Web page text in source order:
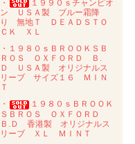
・
１９９０ｓチャンピオ
ン ＵＳＡ製 ブルー霜降
り 無地Ｔ ＤＥＡＤＳＴＯ
ＣＫ ＸＬ
・１９８０ｓＢＲＯＯＫＳＢ
ＲＯＳ ＯＸＦＯＲＤ Ｂ.
Ｄ ＵＳＡ製 オリジナルス
リーブ サイズ１６ ＭＩＮ
Ｔ
・
１９８０ｓＢＲＯＯＫ
ＳＢＲＯＳ ＯＸＦＯＲＤ
Ｂ.Ｄ 香港製 オリジナルス
リーブ ＸＬ ＭＩＮＴ